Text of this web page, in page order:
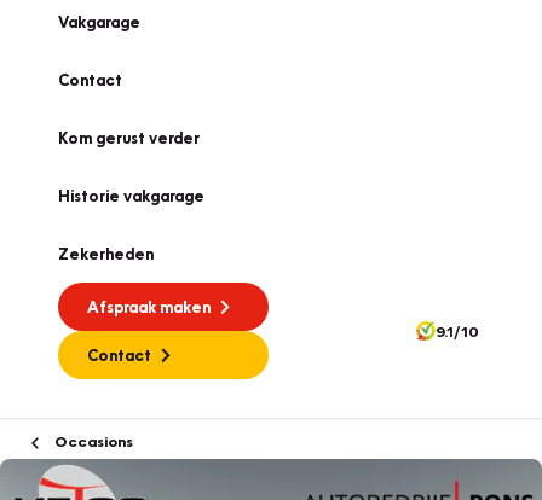
Vakgarage
Contact
Kom gerust verder
Historie vakgarage
Zekerheden
Afspraak maken
Contact
9.1/10
Occasions